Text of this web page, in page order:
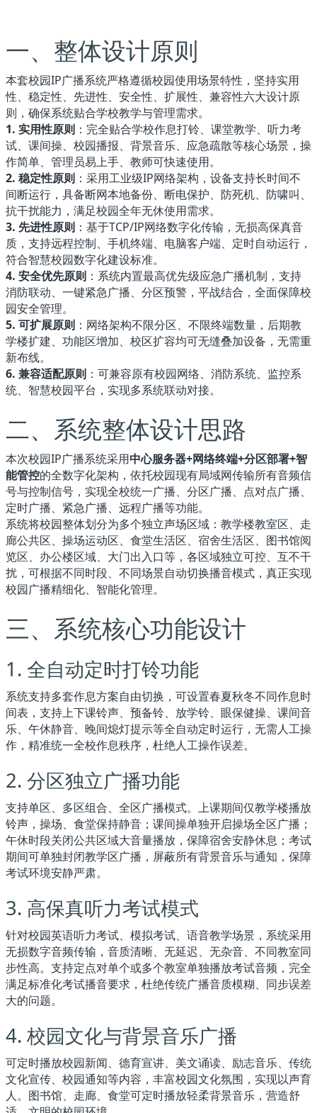
一、整体设计原则
本套校园IP广播系统严格遵循校园使用场景特性，坚持实用
性、稳定性、先进性、安全性、扩展性、兼容性六大设计原
则，确保系统贴合学校教学与管理需求。
1. 实用性原则 ：完全贴合学校作息打铃、课堂教学、听力考
试、课间操、校园播报、背景音乐、应急疏散等核心场景，操
作简单、管理员易上手、教师可快速使用。
2. 稳定性原则 ：采用工业级IP网络架构，设备支持长时间不
间断运行，具备断网本地备份、断电保护、防死机、防啸叫、
抗干扰能力，满足校园全年无休使用需求。
3. 先进性原则 ：基于TCP/IP网络数字化传输，无损高保真音
质，支持远程控制、手机终端、电脑客户端、定时自动运行，
符合智慧校园数字化建设标准。
4. 安全优先原则 ：系统内置最高优先级应急广播机制，支持
消防联动、一键紧急广播、分区预警，平战结合，全面保障校
园安全管理。
5. 可扩展原则 ：网络架构不限分区、不限终端数量，后期教
学楼扩建、功能区增加、校区扩容均可无缝叠加设备，无需重
新布线。
6. 兼容适配原则 ：可兼容原有校园网络、消防系统、监控系
统、智慧校园平台，实现多系统联动对接。
二、系统整体设计思路
本次校园IP广播系统采用中心服务器+网络终端+分区部署+智
能管控的全数字化架构，依托校园现有局域网传输所有音频信
号与控制信号，实现全校统一广播、分区广播、点对点广播、
定时广播、紧急广播、远程广播等功能。
系统将校园整体划分为多个独立声场区域：教学楼教室区、走
廊公共区、操场运动区、食堂生活区、宿舍生活区、图书馆阅
览区、办公楼区域、大门出入口等，各区域独立可控、互不干
扰，可根据不同时段、不同场景自动切换播音模式，真正实现
校园广播精细化、智能化管理。
三、系统核心功能设计
1. 全自动定时打铃功能
系统支持多套作息方案自由切换，可设置春夏秋冬不同作息时
间表，支持上下课铃声、预备铃、放学铃、眼保健操、课间音
乐、午休静音、晚间熄灯提示等全自动定时运行，无需人工操
作，精准统一全校作息秩序，杜绝人工操作误差。
2. 分区独立广播功能
支持单区、多区组合、全区广播模式。上课期间仅教学楼播放
铃声，操场、食堂保持静音；课间操单独开启操场全区广播；
午休时段关闭公共区域大音量播放，保障宿舍安静休息；考试
期间可单独封闭教学区广播，屏蔽所有背景音乐与通知，保障
考试环境安静严肃。
3. 高保真听力考试模式
针对校园英语听力考试、模拟考试、语音教学场景，系统采用
无损数字音频传输，音质清晰、无延迟、无杂音、不同教室同
步性高。支持定点对单个或多个教室单独播放考试音频，完全
满足标准化考试播音要求，杜绝传统广播音质模糊、同步误差
大的问题。
4. 校园文化与背景音乐广播
可定时播放校园新闻、德育宣讲、美文诵读、励志音乐、传统
文化宣传、校园通知等内容，丰富校园文化氛围，实现以声育
人。图书馆、走廊、食堂可定时播放轻柔背景音乐，营造舒